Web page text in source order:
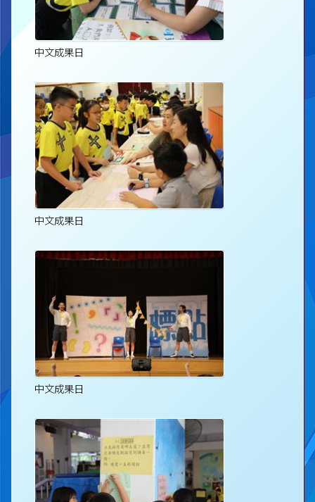
中文成果日
中文成果日
中文成果日